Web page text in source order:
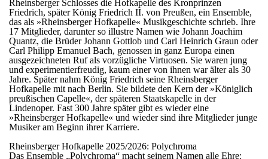
Rheinsberger Schlosses die Hofkapelle des Kronprinzen
Friedrich, später König Friedrich II. von Preußen, ein Ensemble,
das als »Rheinsberger Hofkapelle« Musikgeschichte schrieb. Ihre
17 Mitglieder, darunter so illustre Namen wie Johann Joachim
Quantz, die Brüder Johann Gottlob und Carl Heinrich Graun oder
Carl Philipp Emanuel Bach, genossen in ganz Europa einen
ausgezeichneten Ruf als vorzügliche Virtuosen. Sie waren jung
und experimentierfreudig, kaum einer von ihnen war älter als 30
Jahre. Später nahm König Friedrich seine Rheinsberger
Hofkapelle mit nach Berlin. Sie bildete den Kern der »Königlich
preußischen Capelle«, der späteren Staatskapelle in der
Lindenoper. Fast 300 Jahre später gibt es wieder eine
»Rheinsberger Hofkapelle« und wieder sind ihre Mitglieder junge
Musiker am Beginn ihrer Karriere.
Rheinsberger Hofkapelle 2025/2026: Polychroma
Das Ensemble „Polychroma“ macht seinem Namen alle Ehre: